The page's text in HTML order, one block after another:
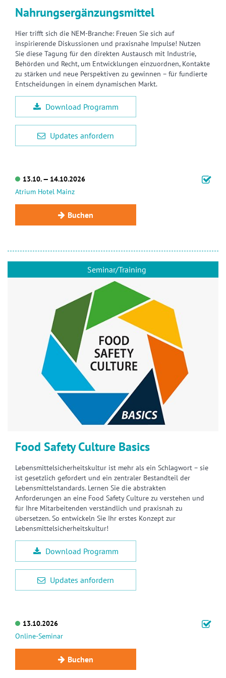
Nahrungsergänzungsmittel
Hier trifft sich die NEM-Branche: Freuen Sie sich auf
inspirierende Diskussionen und praxisnahe Impulse! Nutzen
Sie diese Tagung für den direkten Austausch mit Industrie,
Behörden und Recht, um Entwicklungen einzuordnen, Kontakte
zu stärken und neue Perspektiven zu gewinnen – für fundierte
Entscheidungen in einem dynamischen Markt.
Download Programm
Updates anfordern
13.10. — 14.10.2026
Atrium Hotel Mainz
Buchen
Seminar/Training
Food Safety Culture Basics
Lebensmittelsicherheitskultur ist mehr als ein Schlagwort – sie
ist gesetzlich gefordert und ein zentraler Bestandteil der
Lebensmittelstandards. Lernen Sie die abstrakten
Anforderungen an eine Food Safety Culture zu verstehen und
für Ihre Mitarbeitenden verständlich und praxisnah zu
übersetzen. So entwickeln Sie Ihr erstes Konzept zur
Lebensmittelsicherheitskultur!
Download Programm
Updates anfordern
13.10.2026
Online-Seminar
Buchen